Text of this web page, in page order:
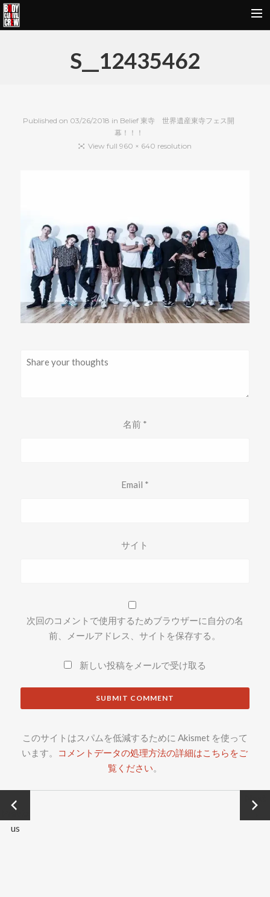
S__12435462
Published on 03/26/2018 in Belief 東寺 世界遺産東寺フェス開
幕！！！
View full 960 × 640 resolution
名前 *
Email *
サイト
次回のコメントで使用するためブラウザーに自分の名
前、メールアドレス、サイトを保存する。
新しい投稿をメールで受け取る
このサイトはスパムを低減するために Akismet を使って
います。 コメントデータの処理方法の詳細はこちらをご
覧ください。
←
Previo
us
Next
→